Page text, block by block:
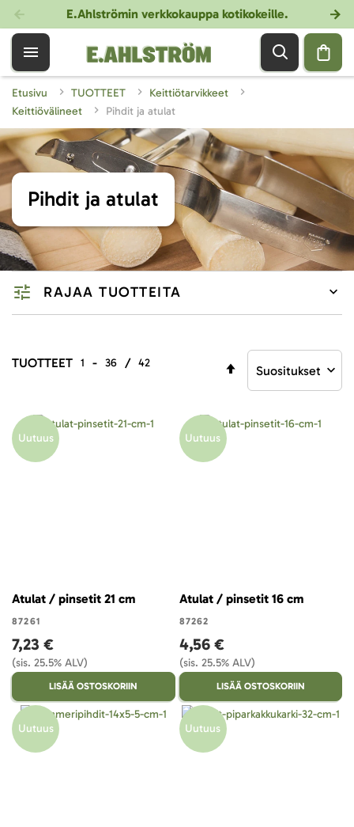
E.Ahlströmin verkkokauppa kotikokeille.
Etusivu TUOTTEET
Keittiötarvikkeet
Keittiövälineet
Pihdit ja atulat
Pihdit ja atulat
TUOTTEET 1 - 36 / 42
Aseta
Uutuus
Atulat / pinsetit 21 cm
87261
7,23 €
(sis. 25.5% ALV)
LISÄÄ OSTOSKORIIN
Uutuus
Atulat / pinsetit 16 cm
87262
4,56 €
(sis. 25.5% ALV)
LISÄÄ OSTOSKORIIN
Uutuus Uutuus
RAJAA TUOTTEITA